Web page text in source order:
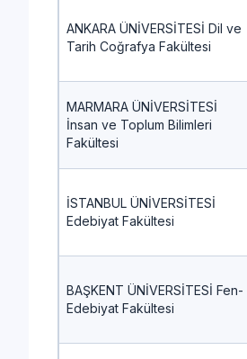
ANKARA ÜNİVERSİTESİ Dil ve
Tarih Coğrafya Fakültesi
MARMARA ÜNİVERSİTESİ
İnsan ve Toplum Bilimleri
Fakültesi
İSTANBUL ÜNİVERSİTESİ
Edebiyat Fakültesi
BAŞKENT ÜNİVERSİTESİ Fen-
Edebiyat Fakültesi